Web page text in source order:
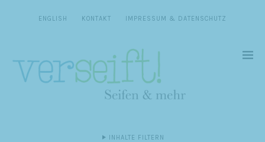
ENGLISH KONTAKT IMPRESSUM & DATENSCHUTZ
INHALTE FILTERN